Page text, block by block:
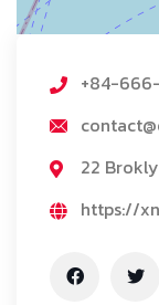
+84-
22
https://